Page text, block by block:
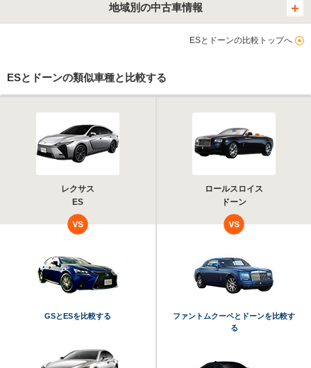
地域別の中古車情報
ESとドーンの比較トップへ
ESとドーンの類似車種と比較する
レクサス
ES
ロールスロイス
ドーン
GSとESを比較する
ファントムクーペとドーンを比較す
る